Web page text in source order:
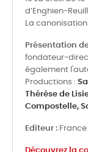
d’Enghien-
La
Présentation
fondateur-
également
Productions :
Thérèse de
Compostelle,
Editeur :